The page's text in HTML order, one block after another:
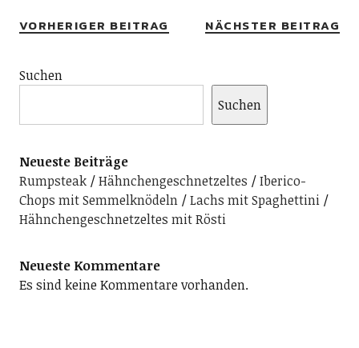
VORHERIGER BEITRAG NÄCHSTER BEITRAG
Suchen
Suchen
Neueste Beiträge
Rumpsteak
Hähnchengeschnetzeltes
Iberico-
Chops mit Semmelknödeln
Lachs mit Spaghettini
Hähnchengeschnetzeltes mit Rösti
Neueste Kommentare
Es sind keine Kommentare vorhanden.